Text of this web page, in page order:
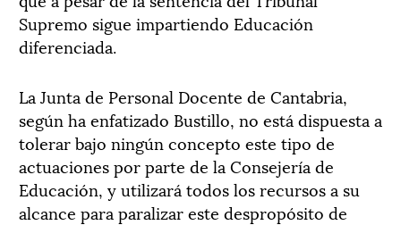
Supremo sigue impartiendo Educación
diferenciada.
La Junta de Personal Docente de Cantabria,
según ha enfatizado Bustillo, no está dispuesta a
tolerar bajo ningún concepto este tipo de
actuaciones por parte de la Consejería de
Educación, y utilizará todos los recursos a su
alcance para paralizar este despropósito de